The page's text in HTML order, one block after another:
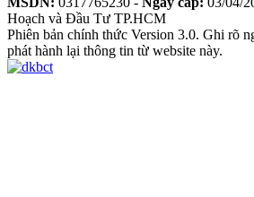
Hoạch và Đầu Tư TP.HCM
Phiên bản chính thức Version 3.0. Ghi rõ
phát hành lại thông tin từ website này.